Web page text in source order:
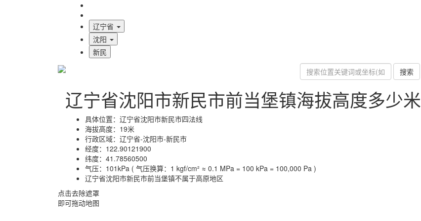
辽宁省
沈阳
新民
搜索
辽宁省沈阳市新民市前当堡镇海拔高度多少米
具体位置： 辽宁省沈阳市新民市四法线
海拔高度： 19米
行政区域： 辽宁省-沈阳市-新民市
经度： 122.90121900
纬度： 41.78560500
气压： 101kPa ( 气压换算：1 kgf/cm² ≈ 0.1 MPa = 100 kPa = 100,000 Pa )
辽宁省沈阳市新民市前当堡镇不属于高原地区
点击去除遮罩
即可拖动地图